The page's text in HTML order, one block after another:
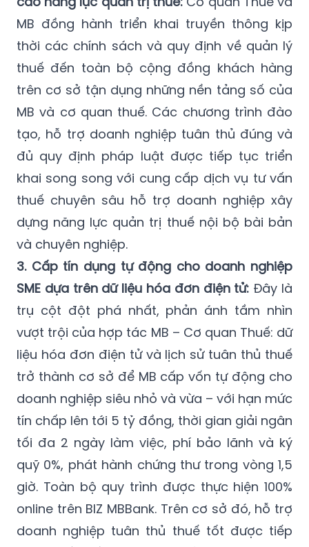
MB đồng hành triển khai truyền thông kịp
thời các chính sách và quy định về quản lý
thuế đến toàn bộ cộng đồng khách hàng
trên cơ sở tận dụng những nền tảng số của
MB và cơ quan thuế. Các chương trình đào
tạo, hỗ trợ doanh nghiệp tuân thủ đúng và
đủ quy định pháp luật được tiếp tục triển
khai song song với cung cấp dịch vụ tư vấn
thuế chuyên sâu hỗ trợ doanh nghiệp xây
dựng năng lực quản trị thuế nội bộ bài bản
và chuyên nghiệp.
3. Cấp tín dụng tự động cho doanh nghiệp
SME dựa trên dữ liệu hóa đơn điện tử: Đây là
trụ cột đột phá nhất, phản ánh tầm nhìn
vượt trội của hợp tác MB – Cơ quan Thuế: dữ
liệu hóa đơn điện tử và lịch sử tuân thủ thuế
trở thành cơ sở để MB cấp vốn tự động cho
doanh nghiệp siêu nhỏ và vừa – với hạn mức
tín chấp lên tới 5 tỷ đồng, thời gian giải ngân
tối đa 2 ngày làm việc, phí bảo lãnh và ký
quỹ 0%, phát hành chứng thư trong vòng 1,5
giờ. Toàn bộ quy trình được thực hiện 100%
online trên BIZ MBBank. Trên cơ sở đó, hỗ trợ
doanh nghiệp tuân thủ thuế tốt được tiếp